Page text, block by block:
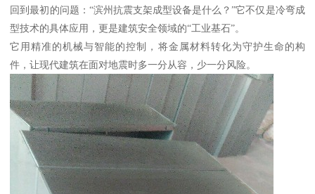
回到最初的问题：“滨州抗震支架成型设备是什么？”它不仅是冷弯成
型技术的具体应用，更是建筑安全领域的“工业基石”。
它用精准的机械与智能的控制，将金属材料转化为守护生命的构
件，让现代建筑在面对地震时多一分从容，少一分风险。